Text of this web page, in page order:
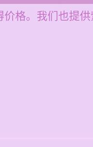
格。我们也提供